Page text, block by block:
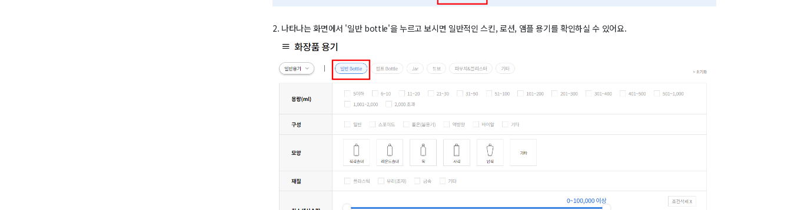
2. 나타나는 화면에서 '일반 bottle'을 누르고 보시면 일반적인 스킨, 로션, 앰플 용기를 확인하실 수 있어요.